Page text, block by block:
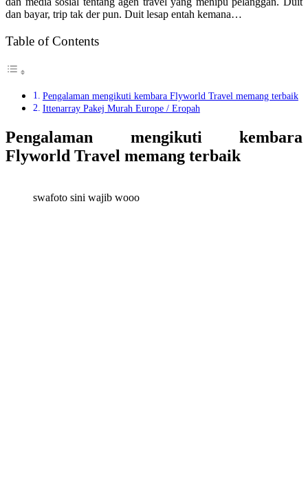
dan bayar, trip tak der pun. Duit lesap entah kemana…
Table of Contents
Pengalaman mengikuti kembara Flyworld Travel memang terbaik
Ittenarray Pakej Murah Europe / Eropah
Pengalaman mengikuti kembara
Flyworld Travel memang terbaik
swafoto sini wajib wooo